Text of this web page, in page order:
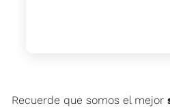
Recuerde que somos el mejor